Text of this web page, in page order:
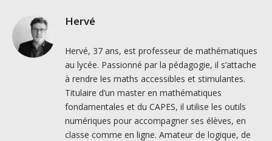
Hervé
Hervé, 37 ans, est professeur de mathématiques
au lycée. Passionné par la pédagogie, il s’attache
à rendre les maths accessibles et stimulantes.
Titulaire d’un master en mathématiques
fondamentales et du CAPES, il utilise les outils
numériques pour accompagner ses élèves, en
classe comme en ligne. Amateur de logique, de